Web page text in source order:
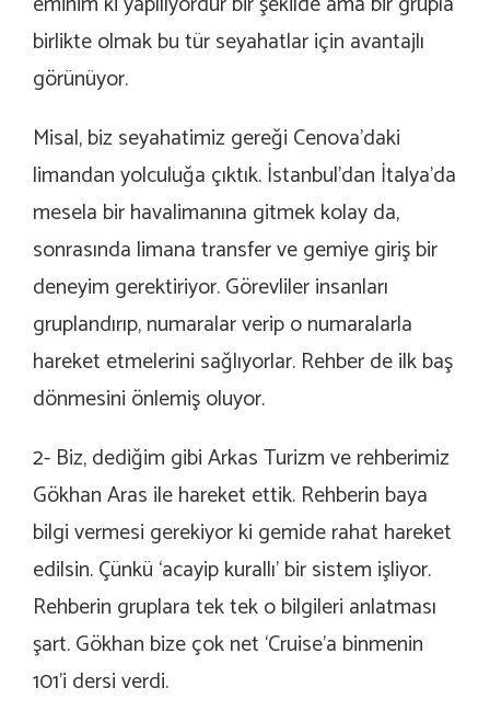
birlikte olmak bu tür seyahatlar için avantajlı
görünüyor.
Misal, biz seyahatimiz gereği Cenova’daki
limandan yolculuğa çıktık. İstanbul’dan İtalya’da
mesela bir havalimanına gitmek kolay da,
sonrasında limana transfer ve gemiye giriş bir
deneyim gerektiriyor. Görevliler insanları
gruplandırıp, numaralar verip o numaralarla
hareket etmelerini sağlıyorlar. Rehber de ilk baş
dönmesini önlemiş oluyor.
2- Biz, dediğim gibi Arkas Turizm ve rehberimiz
Gökhan Aras ile hareket ettik. Rehberin baya
bilgi vermesi gerekiyor ki gemide rahat hareket
edilsin. Çünkü ‘acayip kurallı’ bir sistem işliyor.
Rehberin gruplara tek tek o bilgileri anlatması
şart. Gökhan bize çok net ‘Cruise’a binmenin
101’i dersi verdi.